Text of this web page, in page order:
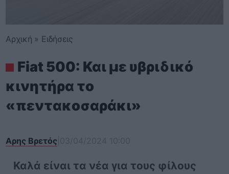
Αρχική » Ειδήσεις
Fiat 500: Και με υβριδικό
κινητήρα το
«πεντακοσαράκι»
Αρης Βρετός
Καλά είναι τα νέα για τους φίλους